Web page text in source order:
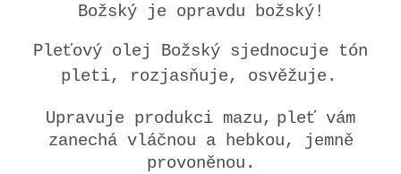
Božský je opravdu božský!
Pleťový olej Božský sjednocuje tón
pleti, rozjasňuje, osvěžuje.
Upravuje produkci mazu, pleť vám
zanechá vláčnou a hebkou, jemně
provoněnou.